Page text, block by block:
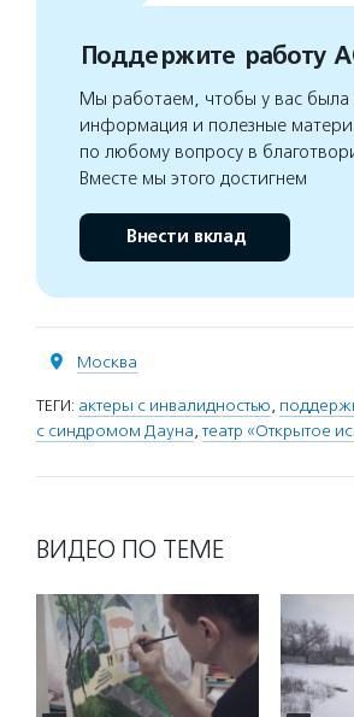
Поддержите работу
Мы работаем, чтобы у вас была
информация и полезные
по любому вопросу в
Вместе мы этого достигнем
Внести вклад
Москва
ТЕГИ: актеры с инвалидностью,
с синдромом Дауна,театр «Открытое
ВИДЕО ПО ТЕМЕ